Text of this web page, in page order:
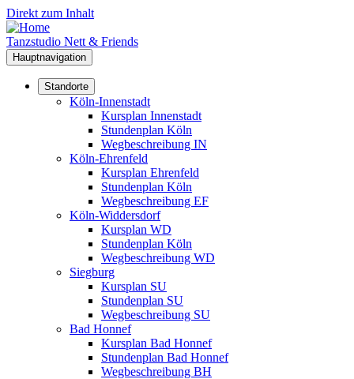
Direkt zum Inhalt
Tanzstudio Nett & Friends
Hauptnavigation
Standorte
Köln-Innenstadt
Kursplan Innenstadt
Stundenplan Köln
Wegbeschreibung IN
Köln-Ehrenfeld
Kursplan Ehrenfeld
Stundenplan Köln
Wegbeschreibung EF
Köln-Widdersdorf
Kursplan WD
Stundenplan Köln
Wegbeschreibung WD
Siegburg
Kursplan SU
Stundenplan SU
Wegbeschreibung SU
Bad Honnef
Kursplan Bad Honnef
Stundenplan Bad Honnef
Wegbeschreibung BH